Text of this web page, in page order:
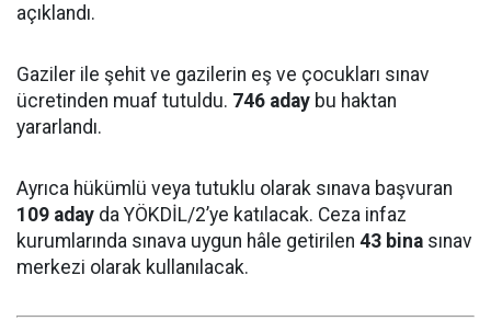
açıklandı.
Gaziler ile şehit ve gazilerin eş ve çocukları sınav
ücretinden muaf tutuldu. 746 aday bu haktan
yararlandı.
Ayrıca hükümlü veya tutuklu olarak sınava başvuran
109 aday da YÖKDİL/2’ye katılacak. Ceza infaz
kurumlarında sınava uygun hâle getirilen 43 bina sınav
merkezi olarak kullanılacak.